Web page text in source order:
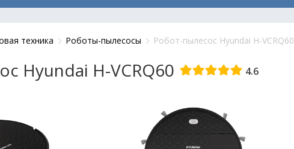
техника Роботы-пылесосы Робот-пылесос Hyundai H-VCRQ60
Hyundai H-VCRQ60 4.6